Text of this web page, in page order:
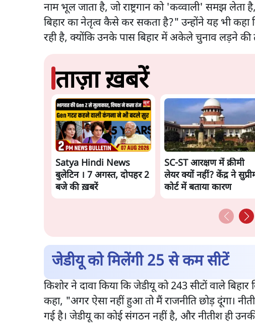
नाम भूल जाता है, जो राष्ट्रगान को 'कव्वाली' समझ
बिहार का नेतृत्व कैसे कर सकता है?" उन्होंने यह भी
रही है, क्योंकि उनके पास बिहार में अकेले चुनाव लड़ने की
ताज़ा ख़बरें
Satya Hindi News
बुलेटिन । 7 अगस्त, दोपहर 2
बजे की ख़बरें
SC-ST आरक्षण में क्रीमी
लेयर क्यों नहीं? केंद्र ने
कोर्ट में बताया कारण
जेडीयू को मिलेंगी 25 से कम सीटें
किशोर ने दावा किया कि जेडीयू को 243 सीटों वाले
कहा, "अगर ऐसा नहीं हुआ तो मैं राजनीति छोड़ दूंगा।
गई है। जेडीयू का कोई संगठन नहीं है, और नीतीश ही